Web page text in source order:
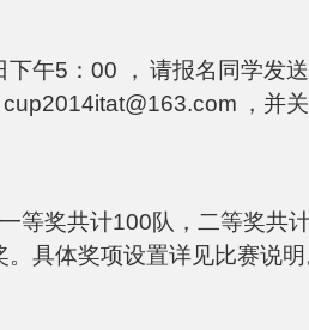
午5：00 ， 请报名同学发
cup2014itat@163.com ，并
等奖共计100队，二等奖共
具体奖项设置详见比赛说